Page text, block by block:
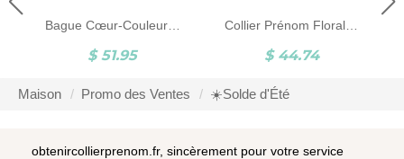
Bague Cœur-Couleur Personnalisable-Argent
$ 51.95
Collier Prénom Floral Dainty avec Fleur de Naissance
$ 44.74
Maison Promo des Ventes ☀️Solde d'Été
obtenircollierprenom.fr, sincèrement pour votre service